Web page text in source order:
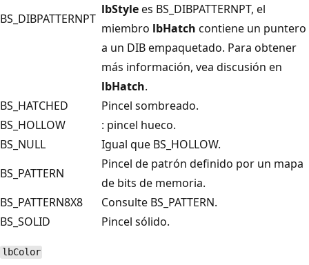
BS_DIBPATTERNPT
lbStylees BS_DIBPATTERNPT, el
miembro lbHatch contiene un puntero
a un DIB empaquetado. Para obtener
más información, vea discusión en
lbHatch.
BS_HATCHED
Pincel sombreado.
BS_HOLLOW
: pincel hueco.
BS_NULL
Igual que BS_HOLLOW.
BS_PATTERN
Pincel de patrón definido por un mapa
de bits de memoria.
BS_PATTERN8X8
Consulte BS_PATTERN.
BS_SOLID
Pincel sólido.
lbColor